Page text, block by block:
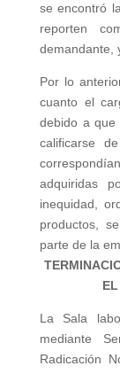
se encontró
reporten
demandante,
Por lo
cuanto el
debido a que
calificarse
adquiridas
inequidad,
productos,
parte de la
La Sala
mediante
Radicación